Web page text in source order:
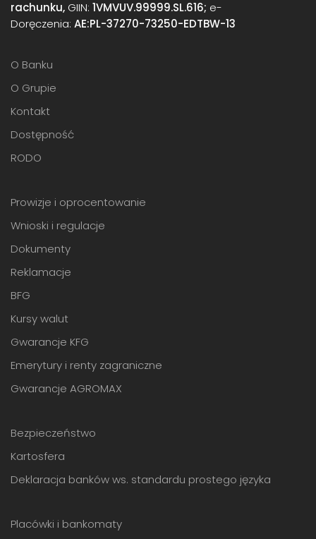
rachunku, GIIN: 1VMVUV.99999.SL.616; e-
Doręczenia: AE:PL-37270-73250-EDTBW-13
O Banku
O Grupie
Kontakt
Dostępność
RODO
Prowizje i oprocentowanie
Wnioski i regulacje
Dokumenty
Reklamacje
BFG
Kursy walut
Gwarancje KFG
Emerytury i renty zagraniczne
Gwarancje AGROMAX
Bezpieczeństwo
Kartosfera
Deklaracja banków ws. standardu prostego języka
Placówki i bankomaty